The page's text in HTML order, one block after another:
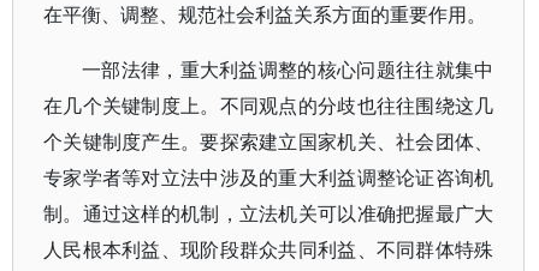
在平衡、调整、规范社会利益关系方面的重要作用。
一部法律，重大利益调整的核心问题往往就集中
在几个关键制度上。不同观点的分歧也往往围绕这几
个关键制度产生。要探索建立国家机关、社会团体、
专家学者等对立法中涉及的重大利益调整论证咨询机
制。通过这样的机制，立法机关可以准确把握最广大
人民根本利益、现阶段群众共同利益、不同群体特殊